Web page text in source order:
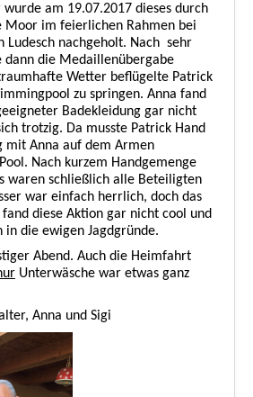
am 19.07.2017 dieses durch
Moor im feierlichen Rahmen bei
Ludesch nachgeholt. Nach sehr
dann die Medaillenübergabe
Wetter beflügelte Patrick
zu springen. Anna fand
Badekleidung gar nicht
trotzig. Da musste Patrick Hand
mit Anna auf dem Armen
Nach kurzem Handgemenge
waren schließlich alle Beteiligten
war einfach herrlich, doch das
diese Aktion gar nicht cool und
in die ewigen Jagdgründe.
Abend. Auch die Heimfahrt
Unterwäsche war etwas ganz
Anna und Sigi